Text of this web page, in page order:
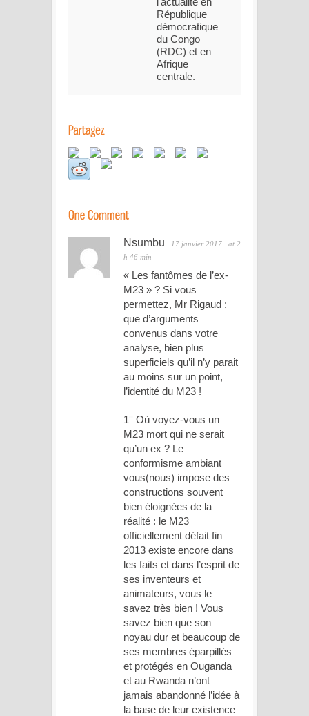
République
démocratique
du Congo
(RDC) et en
Afrique
centrale.
Nsumbu 17 janvier 2017
at 2
h 46 min
« Les fantômes de l’ex-
M23 » ? Si vous
permettez, Mr Rigaud :
que d’arguments
convenus dans votre
analyse, bien plus
superficiels qu’il n’y parait
au moins sur un point,
l’identité du M23 !
1° Où voyez-vous un
M23 mort qui ne serait
qu’un ex ? Le
conformisme ambiant
vous(nous) impose des
constructions souvent
bien éloignées de la
réalité : le M23
officiellement défait fin
2013 existe encore dans
les faits et dans l’esprit de
ses inventeurs et
animateurs, vous le
savez très bien ! Vous
savez bien que son
noyau dur et beaucoup de
ses membres éparpillés
et protégés en Ouganda
et au Rwanda n’ont
jamais abandonné l’idée à
la base de leur existence